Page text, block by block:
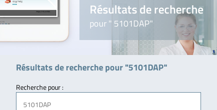
Résultats de recherche
pour " 5101DAP"
Résultats de recherche pour "5101DAP"
Recherche pour :